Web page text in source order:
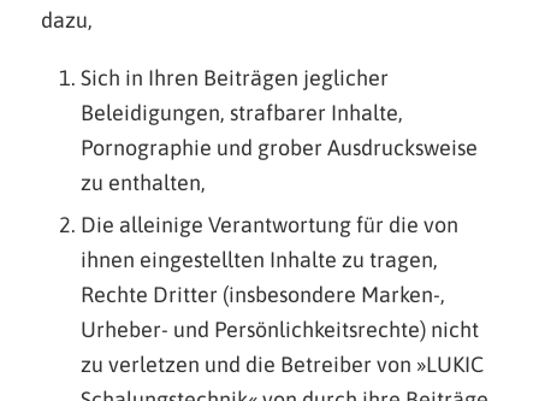
dazu,
Sich in Ihren Beiträgen jeglicher
Beleidigungen, strafbarer Inhalte,
Pornographie und grober Ausdrucksweise
zu enthalten,
Die alleinige Verantwortung für die von
ihnen eingestellten Inhalte zu tragen,
Rechte Dritter (insbesondere Marken-,
Urheber- und Persönlichkeitsrechte) nicht
zu verletzen und die Betreiber von »LUKIC